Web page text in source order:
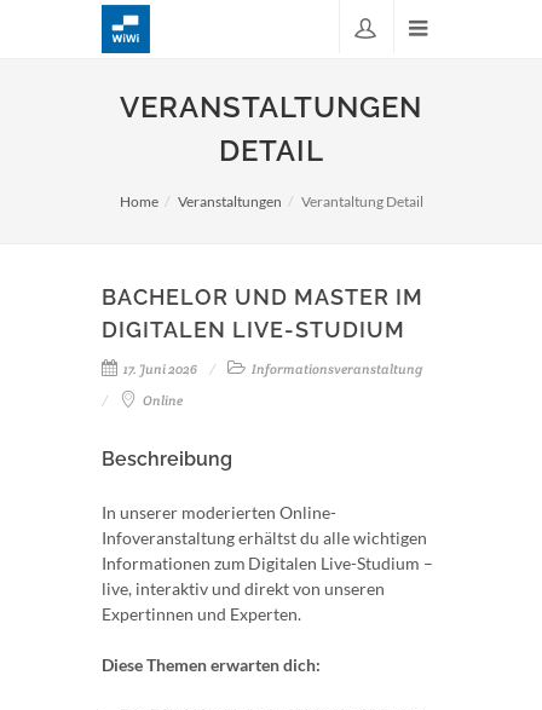
VERANSTALTUNGEN
DETAIL
Home Veranstaltungen Verantaltung Detail
BACHELOR UND MASTER IM
DIGITALEN LIVE-STUDIUM
17. Juni 2026
Informationsveranstaltung
Online
Beschreibung
In unserer moderierten Online-
Infoveranstaltung erhältst du alle wichtigen
Informationen zum Digitalen Live-Studium –
live, interaktiv und direkt von unseren
Expertinnen und Experten.
Diese Themen erwarten dich: